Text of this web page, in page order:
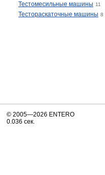
Тестомесильные машины 11
Тестораскаточные машины 8
© 2005—2026 ENTERO
0.036 сек.